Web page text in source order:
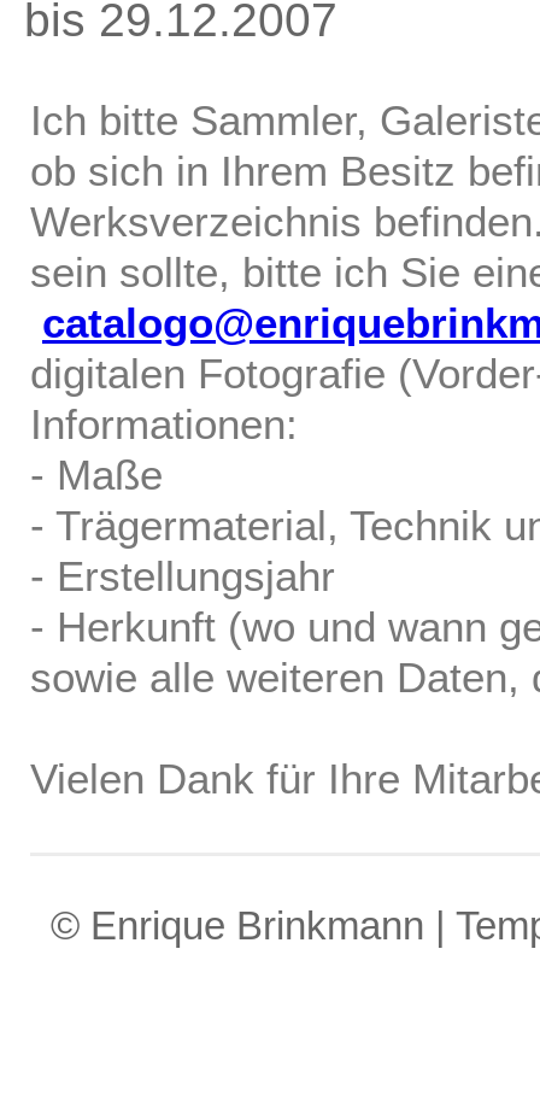
bis 29.12.2007
Ich bitte Sammler,
ob sich in Ihrem Besitz
Werksverzeichnis
sein sollte, bitte ich Sie
digitalen Fotografie
Informationen:
- Maße
- Trägermaterial, Technik
- Erstellungsjahr
- Herkunft (wo und wann
sowie alle weiteren
Vielen Dank für Ihre
© Enrique Brinkmann |